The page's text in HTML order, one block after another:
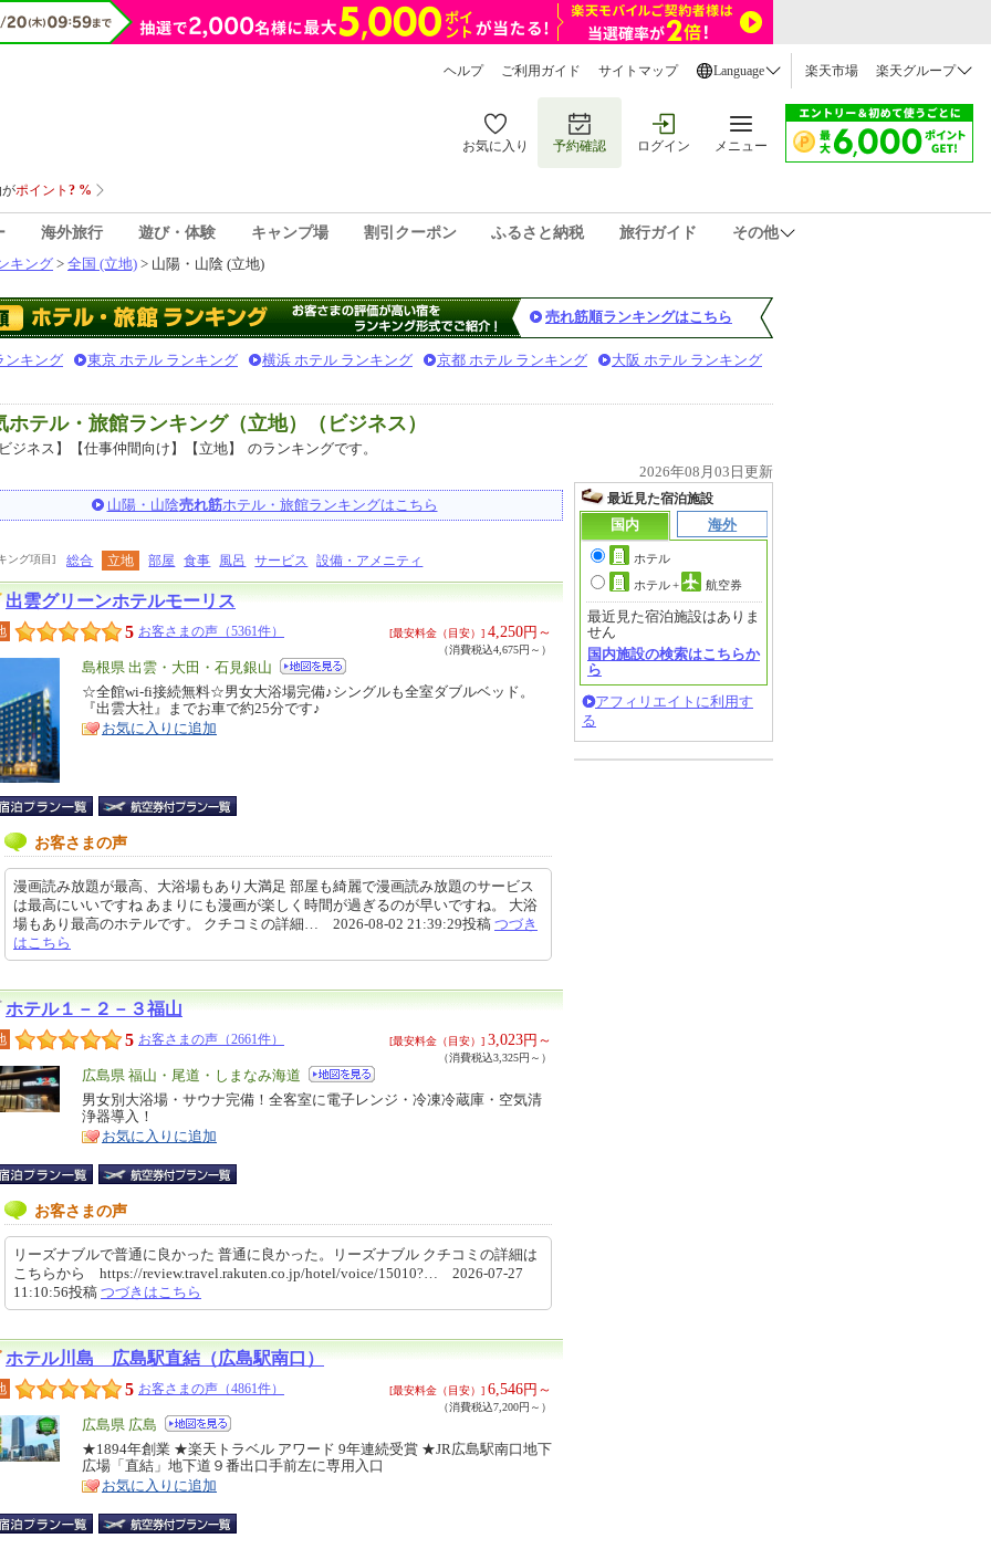
ヘルプ ご利用ガイド サイトマップ Language 楽天市場 楽天グループ
お気に入り 予約確認 ログイン メニュー
海外旅行 遊び・体験 キャンプ場 割引クーポン ふるさと納税 旅行ガイド
その他
キング > 全国 (立地) > 山陽・山陰 (立地)
売れ筋順ランキングはこちら
ンキング 東京 ホテル ランキング 横浜 ホテル ランキング 京都 ホテル ランキング 大阪 ホテル ランキング
テル・旅館ランキング（立地）（ビジネス）
ネス】【仕事仲間向け】【立地】
のランキングです。
2026年08月03日更新
山陽・山陰売れ筋ホテル・旅館ランキングはこちら
ング項目] 総合 立地 部屋 食事 風呂 サービス 設備・アメニティ
出雲グリーンホテルモーリス
5 お客さまの声（5361件） [最安料金（目安）] 4,250円～
（消費税込4,675円～）
エ
リ
ア
島根県 出雲・大田・石見銀山
特
徴
☆全館wi-fi接続無料☆男女大浴場完備♪シングルも全室ダブルベッド。
『出雲大社』までお車で約25分です♪
お気に入りに追加
お客さまの声
漫画読み放題が最高、大浴場もあり大満足 部屋も綺麗で漫画読み放題のサービス
は最高にいいですね あまりにも漫画が楽しく時間が過ぎるのが早いですね。 大浴
場もあり最高のホテルです。 クチコミの詳細… 2026-08-02 21:39:29投稿 つづき
はこちら
ホテル１－２－３福山
5 お客さまの声（2661件） [最安料金（目安）] 3,023円～
（消費税込3,325円～）
エ
リ
ア
広島県 福山・尾道・しまなみ海道
特
徴
男女別大浴場・サウナ完備！全客室に電子レンジ・冷凍冷蔵庫・空気清
浄器導入！
お気に入りに追加
お客さまの声
リーズナブルで普通に良かった 普通に良かった。リーズナブル クチコミの詳細は
こちらから https://review.travel.rakuten.co.jp/hotel/voice/15010?… 2026-07-27
11:10:56投稿 つづきはこちら
ホテル川島 広島駅直結（広島駅南口）
5 お客さまの声（4861件） [最安料金（目安）] 6,546円～
（消費税込7,200円～）
エ
リ
ア
広島県 広島
特
徴
★1894年創業 ★楽天トラベル アワード 9年連続受賞 ★JR広島駅南口地下
広場「直結」地下道９番出口手前左に専用入口
お気に入りに追加
最近見た宿泊施設
国内
海外
ホテル
ホテル+ 航空券
最近見た宿泊施設はありま
せん
国内施設の検索はこちらか
ら
アフィリエイトに利用す
る